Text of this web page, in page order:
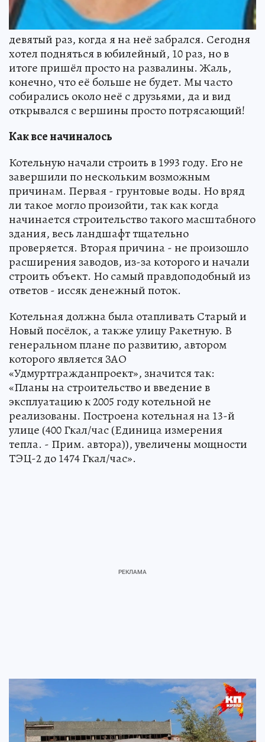
девятый раз, когда я на неё забрался. Сегодня
хотел подняться в юбилейный, 10 раз, но в
итоге пришёл просто на развалины. Жаль,
конечно, что её больше не будет. Мы часто
собирались около неё с друзьями, да и вид
открывался с вершины просто потрясающий!
Как все начиналось
Котельную начали строить в 1993 году. Его не
завершили по нескольким возможным
причинам. Первая - грунтовые воды. Но вряд
ли такое могло произойти, так как когда
начинается строительство такого масштабного
здания, весь ландшафт тщательно
проверяется. Вторая причина - не произошло
расширения заводов, из-за которого и начали
строить объект. Но самый правдоподобный из
ответов - иссяк денежный поток.
Котельная должна была отапливать Старый и
Новый посёлок, а также улицу Ракетную. В
генеральном плане по развитию, автором
которого является ЗАО
«Удмуртгражданпроект», значится так:
«Планы на строительство и введение в
эксплуатацию к 2005 году котельной не
реализованы. Построена котельная на 13-й
улице (400 Гкал/час (Единица измерения
тепла. - Прим. автора)), увеличены мощности
ТЭЦ-2 до 1474 Гкал/час».